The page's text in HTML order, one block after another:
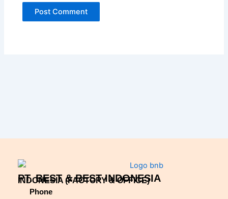
PT. BEST & BEST INDONESIA
INDONESIA (FACTORY & OFFICE)
Phone